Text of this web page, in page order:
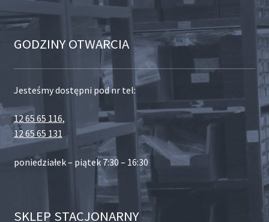
GODZINY OTWARCIA
Jesteśmy dostępni pod nr tel:
12 65 65 116,
12 65 65 131
poniedziałek – piątek 7:30 – 16:30
SKLEP STACJONARNY